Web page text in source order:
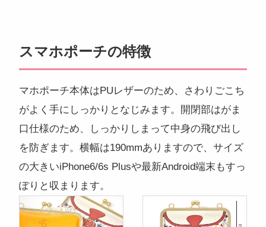
スマホポーチの特徴
マホポーチ本体はPUレザーのため、さわりごこち
がよく手にしっかりとなじみます。開閉部はがま
口仕様のため、しっかりしまって中身の飛び出し
を防ぎます。横幅は190mmありますので、サイズ
の大きいiPhone6/6s Plusや最新Android端末もすっ
ぽりと収まります。